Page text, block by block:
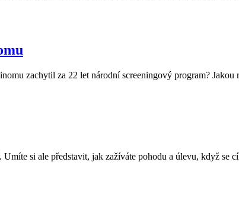
zachytil za 22 let národní screeningový program? Jakou
si ale představit, jak zažíváte pohodu a úlevu, když se